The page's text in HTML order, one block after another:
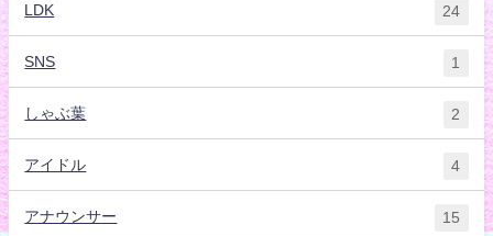
LDK 24
SNS 1
しゃぶ葉 2
アイドル 4
アナウンサー 15